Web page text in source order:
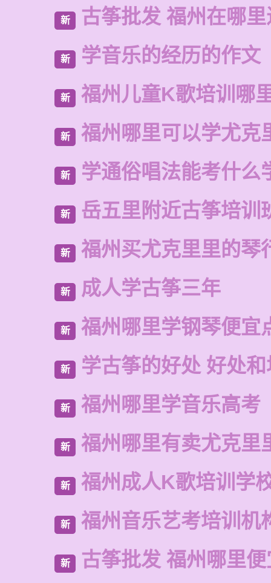
新 古筝批发 福州在哪
新 学音乐的经历的作文
新 福州儿童K歌培训哪
新 福州哪里可以学尤克
新 学通俗唱法能考什么
新 岳五里附近古筝培训
新 福州买尤克里里的琴
新 成人学古筝三年
新 福州哪里学钢琴便宜
新 学古筝的好处 好处
新 福州哪里学音乐高考
新 福州哪里有卖尤克里
新 福州成人K歌培训学
新 福州音乐艺考培训机
新 古筝批发 福州哪里便